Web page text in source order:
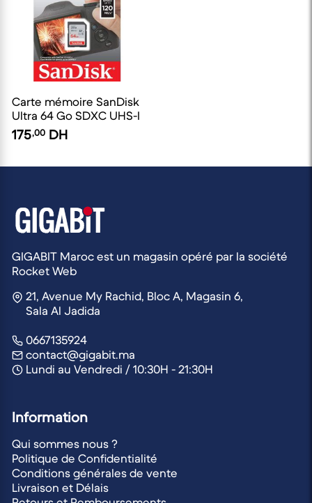
Carte mémoire SanDisk
Ultra 64 Go SDXC UHS-I
175,00 DH
GIGABIT Maroc est un magasin opéré par la société
Rocket Web
21, Avenue My Rachid, Bloc A, Magasin 6,
Sala Al Jadida
0667135924
contact@gigabit.ma
Lundi au Vendredi / 10:30H - 21:30H
Information
Qui sommes nous ?
Politique de Confidentialité
Conditions générales de vente
Livraison et Délais